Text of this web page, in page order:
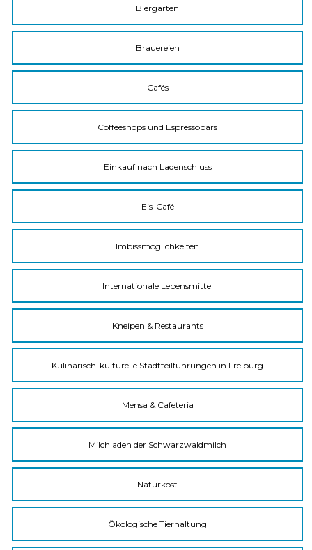
Biergärten
Brauereien
Cafés
Coffeeshops und Espressobars
Einkauf nach Ladenschluss
Eis-Café
Imbissmöglichkeiten
Internationale Lebensmittel
Kneipen & Restaurants
Kulinarisch-kulturelle Stadtteilführungen in Freiburg
Mensa & Cafeteria
Milchladen der Schwarzwaldmilch
Naturkost
Ökologische Tierhaltung